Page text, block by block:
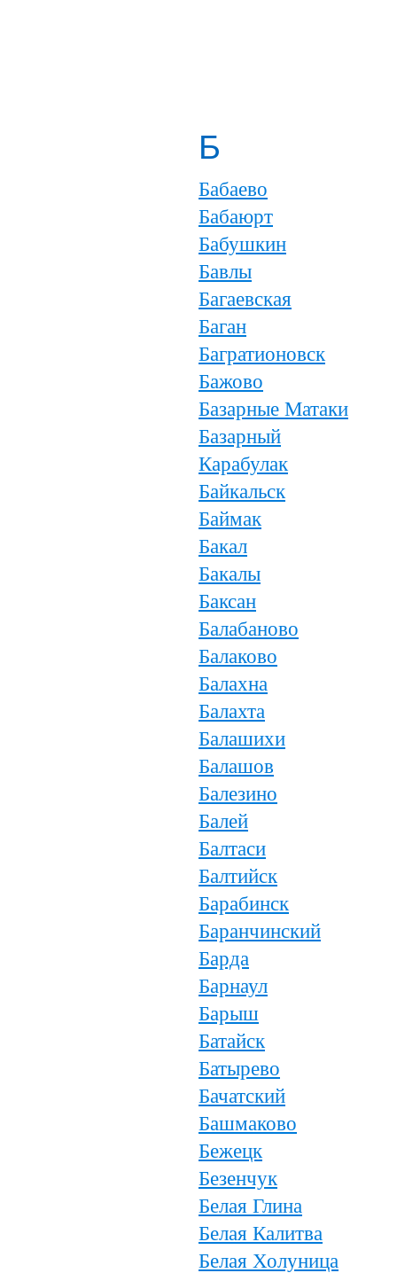
Б
Бабаево
Бабаюрт
Бабушкин
Бавлы
Багаевская
Баган
Багратионовск
Бажово
Базарные Матаки
Базарный
Карабулак
Байкальск
Баймак
Бакал
Бакалы
Баксан
Балабаново
Балаково
Балахна
Балахта
Балашихи
Балашов
Балезино
Балей
Балтаси
Балтийск
Барабинск
Баранчинский
Барда
Барнаул
Барыш
Батайск
Батырево
Бачатский
Башмаково
Бежецк
Безенчук
Белая Глина
Белая Калитва
Белая Холуница